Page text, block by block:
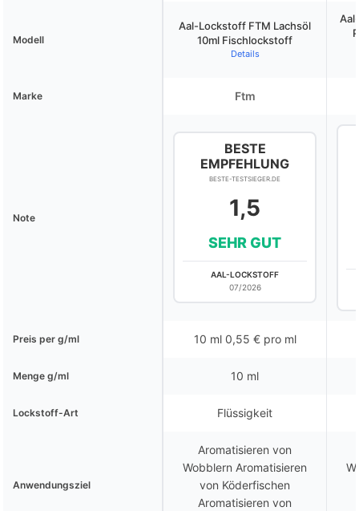
Modell
Aal-Lockstoff FTM Lachsöl
10ml Fischlockstoff
Details
Marke Ftm
Note
BESTE
EMPFEHLUNG
BESTE-TESTSIEGER.DE
1,5
SEHR GUT
AAL-LOCKSTOFF
07/2026
Preis per g/ml 10 ml 0,55 € pro ml
Menge g/ml 10 ml
Lockstoff-Art Flüssigkeit
Anwendungsziel
Aromatisieren von
Wobblern Aromatisieren
von Köderfischen
Aromatisieren von